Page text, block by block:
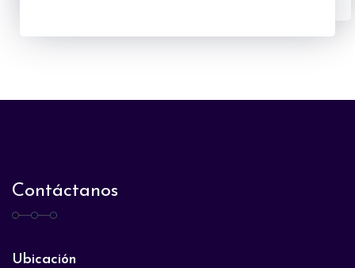
Contáctanos
Ubicación